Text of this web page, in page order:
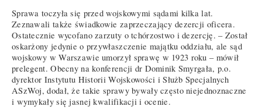
Sprawa toczyła się przed wojskowymi sądami kilka lat.
Zeznawali także świadkowie zaprzeczający dezercji oficera.
Ostatecznie wycofano zarzuty o tchórzostwo i dezercję. – Został
oskarżony jedynie o przywłaszczenie majątku oddziału, ale sąd
wojskowy w Warszawie umorzył sprawę w 1923 roku – mówił
prelegent. Obecny na konferencji dr Dominik Smyrgała, p.o.
dyrektor Instytutu Historii Wojskowości i Służb Specjalnych
ASzWoj, dodał, że takie sprawy bywały często niejednoznaczne
i wymykały się jasnej kwalifikacji i ocenie.